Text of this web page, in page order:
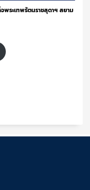
พระเทพรัตนราชสุดาฯ สยาม